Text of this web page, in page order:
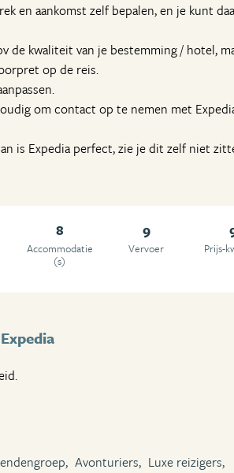
en aankomst zelf bepalen, en je kunt
de kwaliteit van je bestemming / hotel,
op de reis.
om contact op te nemen met
is Expedia perfect, zie je dit zelf niet
8
Accommodatie
(s)
9
Vervoer Prijs-
Avonturiers, Luxe reizigers,